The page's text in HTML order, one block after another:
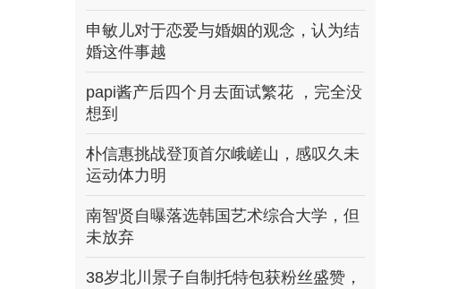
申敏儿对于恋爱与婚姻的观念，认为结
婚这件事越
papi酱产后四个月去面试繁花 ，完全没
想到
朴信惠挑战登顶首尔峨嵯山，感叹久未
运动体力明
南智贤自曝落选韩国艺术综合大学，但
未放弃
38岁北川景子自制托特包获粉丝盛赞，